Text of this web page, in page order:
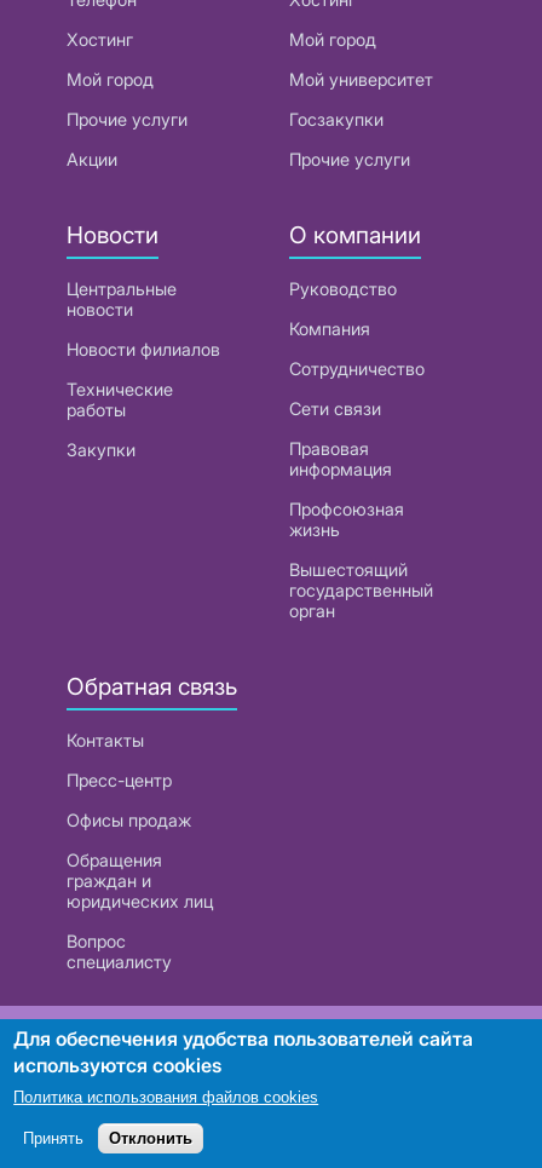
Хостинг
Мой город
Прочие услуги
Акции
Мой город
Мой университет
Госзакупки
Прочие услуги
Новости
Центральные
новости
Новости филиалов
Технические
работы
Закупки
О компании
Руководство
Компания
Сотрудничество
Сети связи
Правовая
информация
Профсоюзная
жизнь
Вышестоящий
государственный
орган
Обратная связь
Контакты
Пресс-центр
Офисы продаж
Обращения
граждан и
юридических лиц
Вопрос
специалисту
РУП «Белтелеком». УНП 101007741
Поиск
Для обеспечения удобства пользователей сайта
используются cookies
Политика использования файлов cookies
Принять Отклонить